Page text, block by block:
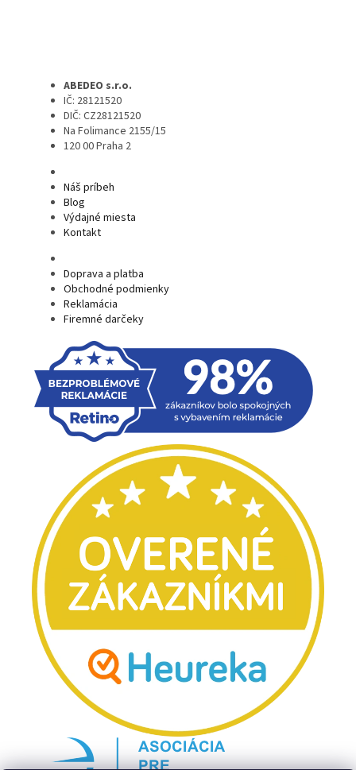
ABEDEO s.r.o.
IČ: 28121520
DIČ: CZ28121520
Na Folimance 2155/15
120 00 Praha 2
Náš príbeh
Blog
Výdajné miesta
Kontakt
Doprava a platba
Obchodné podmienky
Reklamácia
Firemné darčeky